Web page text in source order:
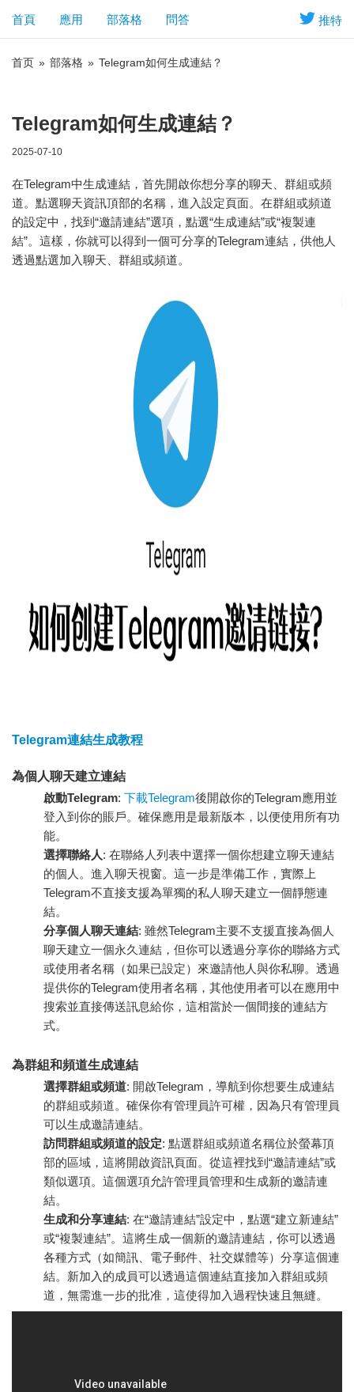
推特
首頁 應用 部落格 問答
首页 » 部落格 » Telegram如何生成連結？
Telegram如何生成連結？
2025-07-10
在Telegram中生成連結，首先開啟你想分享的聊天、群組或頻
道。點選聊天資訊頂部的名稱，進入設定頁面。在群組或頻道
的設定中，找到“邀請連結”選項，點選“生成連結”或“複製連
結”。這樣，你就可以得到一個可分享的Telegram連結，供他人
透過點選加入聊天、群組或頻道。
Telegram連結生成教程
為個人聊天建立連結
啟動Telegram: 下載Telegram後開啟你的Telegram應用並
登入到你的賬戶。確保應用是最新版本，以便使用所有功
能。
選擇聯絡人: 在聯絡人列表中選擇一個你想建立聊天連結
的個人。進入聊天視窗。這一步是準備工作，實際上
Telegram不直接支援為單獨的私人聊天建立一個靜態連
結。
分享個人聊天連結: 雖然Telegram主要不支援直接為個人
聊天建立一個永久連結，但你可以透過分享你的聯絡方式
或使用者名稱（如果已設定）來邀請他人與你私聊。透過
提供你的Telegram使用者名稱，其他使用者可以在應用中
搜索並直接傳送訊息給你，這相當於一個間接的連結方
式。
為群組和頻道生成連結
選擇群組或頻道: 開啟Telegram，導航到你想要生成連結
的群組或頻道。確保你有管理員許可權，因為只有管理員
可以生成邀請連結。
訪問群組或頻道的設定: 點選群組或頻道名稱位於螢幕頂
部的區域，這將開啟資訊頁面。從這裡找到“邀請連結”或
類似選項。這個選項允許管理員管理和生成新的邀請連
結。
生成和分享連結: 在“邀請連結”設定中，點選“建立新連結”
或“複製連結”。這將生成一個新的邀請連結，你可以透過
各種方式（如簡訊、電子郵件、社交媒體等）分享這個連
結。新加入的成員可以透過這個連結直接加入群組或頻
道，無需進一步的批准，這使得加入過程快速且無縫。